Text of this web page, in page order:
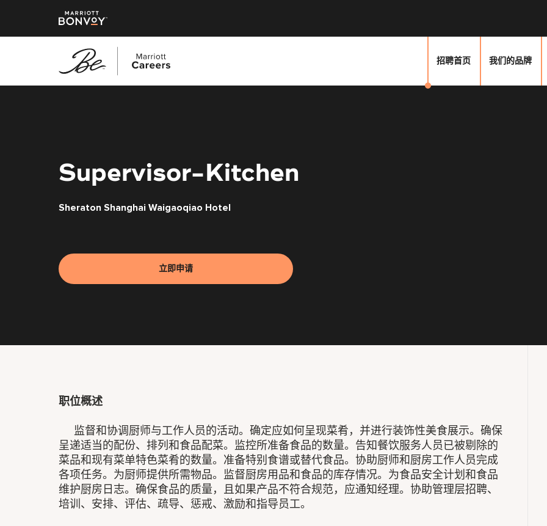
招聘首页 我们的品牌
Supervisor-Kitchen
Sheraton Shanghai Waigaoqiao Hotel
立即申请
职位概述
监督和协调厨师与工作人员的活动。确定应如何呈现菜肴，并进行装饰性美食展示。确保
呈递适当的配份、排列和食品配菜。监控所准备食品的数量。告知餐饮服务人员已被剔除的
菜品和现有菜单特色菜肴的数量。准备特别食谱或替代食品。协助厨师和厨房工作人员完成
各项任务。为厨师提供所需物品。监督厨房用品和食品的库存情况。为食品安全计划和食品
维护厨房日志。确保食品的质量，且如果产品不符合规范，应通知经理。协助管理层招聘、
培训、安排、评估、疏导、惩戒、激励和指导员工。